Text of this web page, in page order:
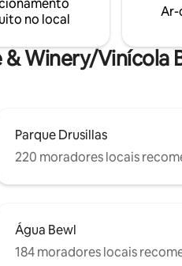
no local
Ar-
Winery/Vinícola
Parque Drusillas
220 moradores locais
Água Bewl
184 moradores locais